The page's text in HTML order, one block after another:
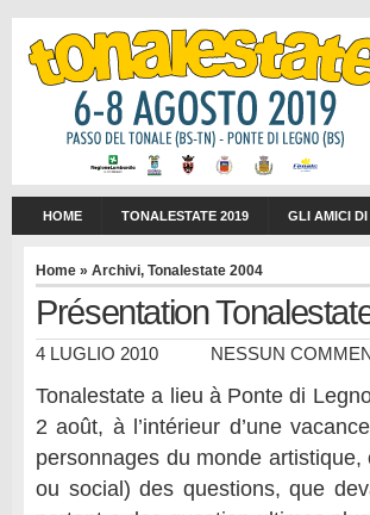
HOME TONALESTATE 2019 GLI AMICI
Home » Archivi, Tonalestate 2004
Présentation
4 LUGLIO 2010 NESSUN
Tonalestate a lieu à Ponte di
2 août, à l’intérieur d’une
personnages du monde
ou social) des questions, que